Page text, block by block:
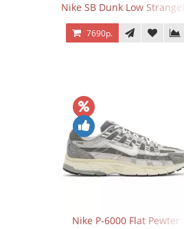
Nike SB Dunk Low
7690р.
Nike P-6000 Flat Pewter